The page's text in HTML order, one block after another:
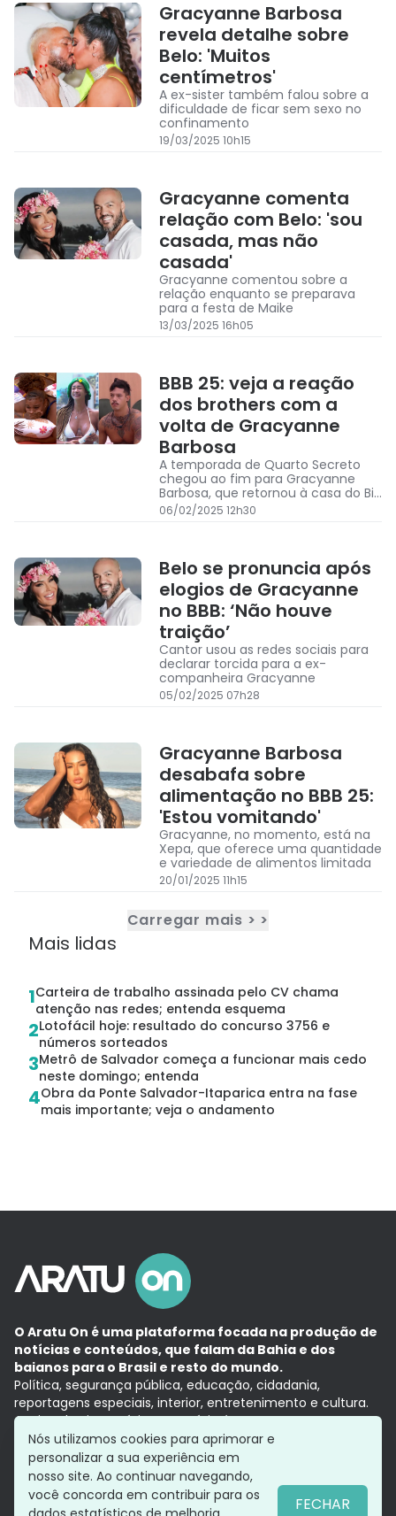
Gracyanne Barbosa
revela detalhe sobre
Belo: 'Muitos
centímetros'
A ex-sister também falou sobre a
dificuldade de ficar sem sexo no
confinamento
19/03/2025 10h15
Gracyanne comenta
relação com Belo: 'sou
casada, mas não
casada'
Gracyanne comentou sobre a
relação enquanto se preparava
para a festa de Maike
13/03/2025 16h05
BBB 25: veja a reação
dos brothers com a
volta de Gracyanne
Barbosa
A temporada de Quarto Secreto
chegou ao fim para Gracyanne
Barbosa, que retornou à casa do Big
Brother Brasil (BBB 25) na manhã
desta quinta-feira (5)
06/02/2025 12h30
Belo se pronuncia após
elogios de Gracyanne
no BBB: ‘Não houve
traição’
Cantor usou as redes sociais para
declarar torcida para a ex-
companheira Gracyanne
05/02/2025 07h28
Gracyanne Barbosa
desabafa sobre
alimentação no BBB 25:
'Estou vomitando'
Gracyanne, no momento, está na
Xepa, que oferece uma quantidade
e variedade de alimentos limitada
20/01/2025 11h15
Carregar mais > >
Mais lidas
1Carteira de trabalho assinada pelo CV chama
atenção nas redes; entenda esquema
2Lotofácil hoje: resultado do concurso 3756 e
números sorteados
3Metrô de Salvador começa a funcionar mais cedo
neste domingo; entenda
4Obra da Ponte Salvador-Itaparica entra na fase
mais importante; veja o andamento
O Aratu On é uma plataforma focada na produção de
notícias e conteúdos, que falam da Bahia e dos
baianos para o Brasil e resto do mundo.
Política, segurança pública, educação, cidadania,
reportagens especiais, interior, entretenimento e cultura.
Aqui, tudo vira notícia e a notícia é no tempo presente,
com a credibilidade do Grupo Aratu.
Grupo Aratu
Política de privacidade
Nós utilizamos cookies para aprimorar e
personalizar a sua experiência em
nosso site. Ao continuar navegando,
você concorda em contribuir para os
FECHAR